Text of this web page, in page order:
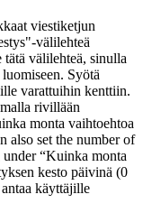
viestiketjun
välilehteä
tätä välilehteä, sinulla
Syötä
varattuihin kenttiin.
rivillään
monta vaihtoehtoa
also set the number of
“Kuinka monta
kesto päivinä (0
käyttäjille